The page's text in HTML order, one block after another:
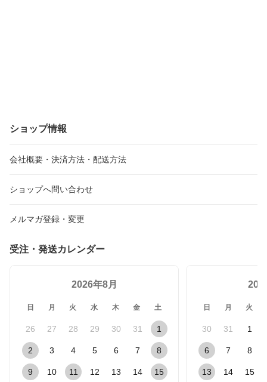
ショップ情報
会社概要・決済方法・配送方法
ショップへ問い合わせ
メルマガ登録・変更
受注・発送カレンダー
2026年8月
日 月 火 水 木 金 土
26 27 28 29 30 31 1
2 3 4 5 6 7 8
9 10 11 12 13 14 15
日 月 火
30 31 1
6 7 8
13 14 15